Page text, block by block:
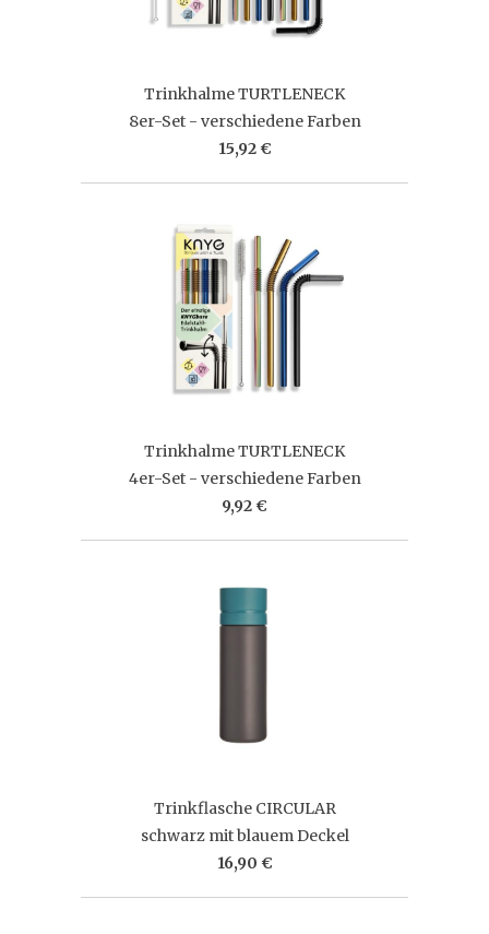
Trinkhalme TURTLENECK
8er-Set - verschiedene Farben
15,92 €
Trinkhalme TURTLENECK
4er-Set - verschiedene Farben
9,92 €
Trinkflasche CIRCULAR
schwarz mit blauem Deckel
16,90 €